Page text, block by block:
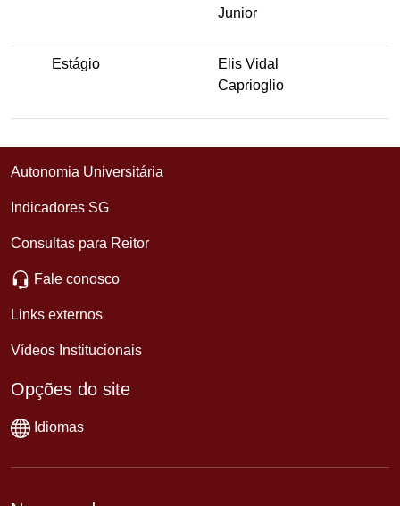
Junior
Estágio
Elis Vidal
Caprioglio
Autonomia Universitária
Indicadores SG
Consultas para Reitor
Fale conosco
Links externos
Vídeos Institucionais
Opções do site
Idiomas